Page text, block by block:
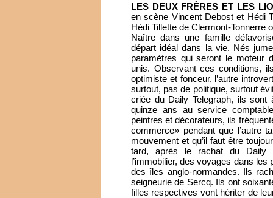
LES DEUX FRÈRES ET LES
en scène Vincent Debost et Hédi
Hédi Tillette de Clermont-Tonnerre
Naître dans une famille
départ idéal dans la vie. Nés
paramètres qui seront le moteur
unis. Observant ces conditions,
optimiste et fonceur, l’autre
surtout, pas de politique, surtout
criée du Daily Telegraph, ils
quinze ans au service
peintres et décorateurs, ils
commerce» pendant que l’autre
mouvement et qu’il faut être
tard, après le rachat du Daily
l’immobilier, des voyages dans
des îles anglo-normandes. Ils
seigneurie de Sercq. Ils ont
filles respectives vont hériter de